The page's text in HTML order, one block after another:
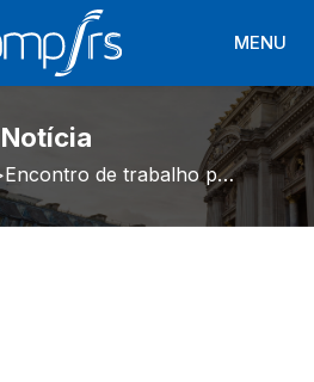
MENU
Notícia
Encontro de trabalho para debater <br> previdência privada complementar